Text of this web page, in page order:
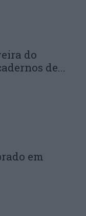
do
de...
em